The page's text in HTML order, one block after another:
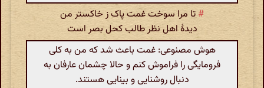
#تا مرا سوخت غمت پاک ز خاکستر من
دیدهٔ اهل نظر طالب کحل بصر است
هوش مصنوعی: غمت باعث شد که من به کلی
فرومایگی را فراموش کنم و حالا چشمان عارفان به
دنبال روشنایی و بینایی هستند.